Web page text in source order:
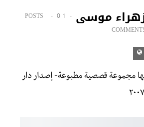
موسى 1 POSTS
0
مجموعة قصصية مطبوعة- إصدار دار